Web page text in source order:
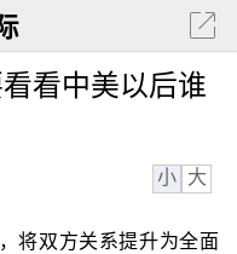
看中美以后谁
小 大
将双方关系提升为全面